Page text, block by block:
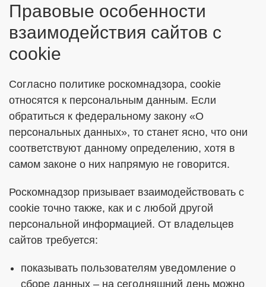
Правовые особенности
взаимодействия сайтов с
cookie
Согласно политике роскомнадзора, cookie
относятся к персональным данным. Если
обратиться к федеральному закону «О
персональных данных», то станет ясно, что они
соответствуют данному определению, хотя в
самом законе о них напрямую не говорится.
Роскомнадзор призывает взаимодействовать с
cookie точно также, как и с любой другой
персональной информацией. От владельцев
сайтов требуется:
показывать пользователям уведомление о
сборе данных – на сегодняшний день можно